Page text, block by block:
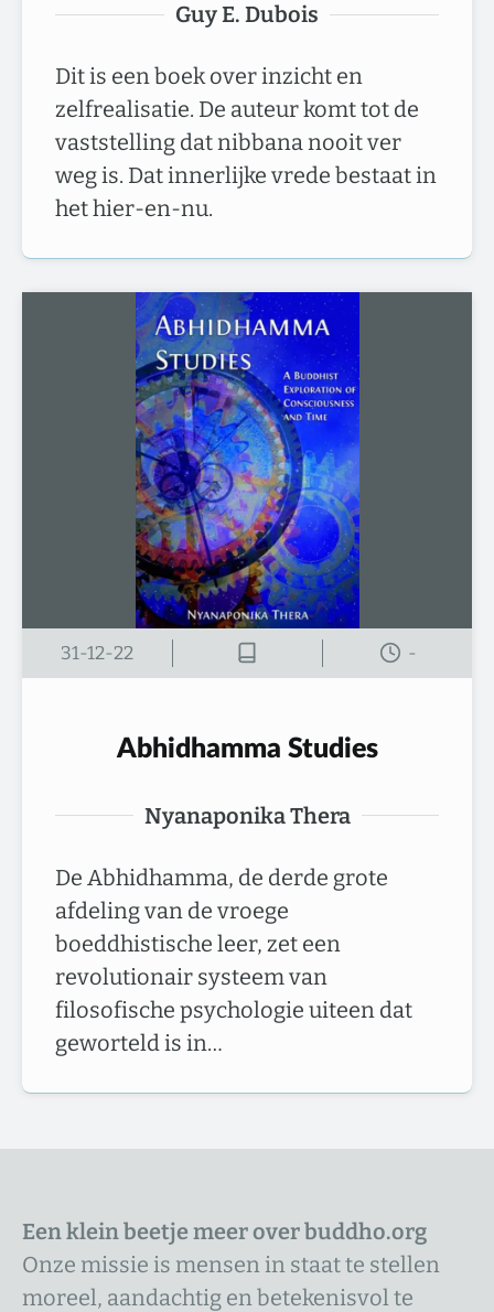
Guy E. Dubois
Dit is een boek over inzicht en
zelfrealisatie. De auteur komt tot de
vaststelling dat nibbana nooit ver
weg is. Dat innerlijke vrede bestaat in
het hier-en-nu.
31-12-22 -
Abhidhamma Studies
Nyanaponika Thera
De Abhidhamma, de derde grote
afdeling van de vroege
boeddhistische leer, zet een
revolutionair systeem van
filosofische psychologie uiteen dat
geworteld is in…
Een klein beetje meer over buddho.org
Onze missie is mensen in staat te stellen
moreel, aandachtig en betekenisvol te